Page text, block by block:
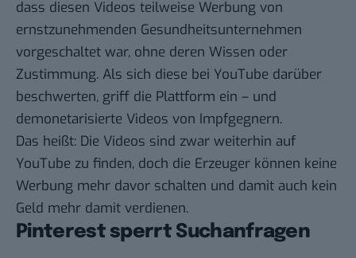
dass diesen Videos teilweise Werbung von
ernstzunehmenden Gesundheitsunternehmen
vorgeschaltet war, ohne deren Wissen oder
Zustimmung. Als sich diese bei YouTube darüber
beschwerten, griff die Plattform ein – und
demonetarisierte Videos von Impfgegnern.
Das heißt: Die Videos sind zwar weiterhin auf
YouTube zu finden, doch die Erzeuger können keine
Werbung mehr davor schalten und damit auch kein
Geld mehr damit verdienen.
Pinterest sperrt Suchanfragen